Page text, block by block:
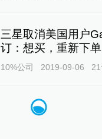
三星取消美国用户
订：想买，重新下单
10%公司 2019-09-06 21